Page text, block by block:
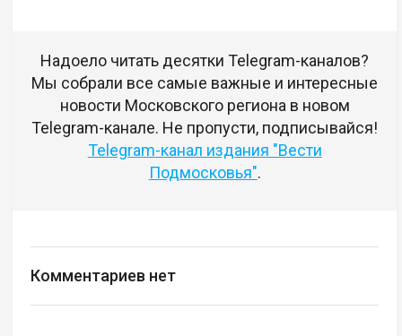
Надоело читать десятки Telegram-каналов?
Мы собрали все самые важные и интересные
новости Московского региона в новом
Telegram-канале. Не пропусти, подписывайся!
Telegram-канал издания "Вести
Подмосковья".
Комментариев нет